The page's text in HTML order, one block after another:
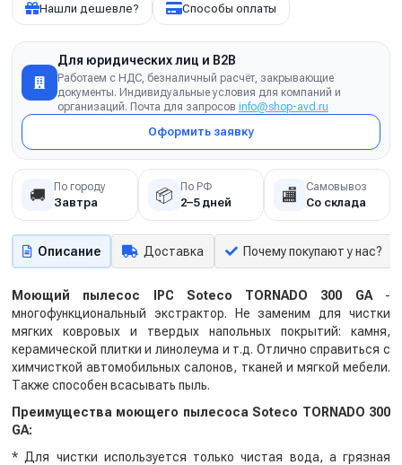
Нашли дешевле? Способы оплаты
Для юридических лиц и B2B
Работаем с НДС, безналичный расчёт, закрывающие
документы. Индивидуальные условия для компаний и
организаций. Почта для запросов info@shop-avd.ru
Оформить заявку
🚚 По городу
Завтра 📦 По РФ
2–5 дней 🏬 Самовывоз
Со склада
Описание Доставка Почему покупают у нас?
Моющий пылесос IPC Soteco TORNADO 300 GA-
многофункциональный экстрактор. Не заменим для чистки
мягких ковровых и твердых напольных покрытий: камня,
керамической плитки и линолеума и т.д. Отлично справиться с
химчисткой автомобильных салонов, тканей и мягкой мебели.
Также способен всасывать пыль.
Преимущества моющего пылесоса Soteco TORNADO 300
GA:
* Для чистки используется только чистая вода, а грязная